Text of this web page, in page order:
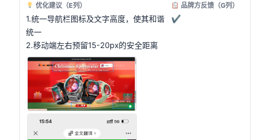
优化建议（E列）
1.统一导航栏图标及文字高度，使其和谐
统一
2.移动端左右预留15-20px的安全距离
品牌方反馈（G列）
✔